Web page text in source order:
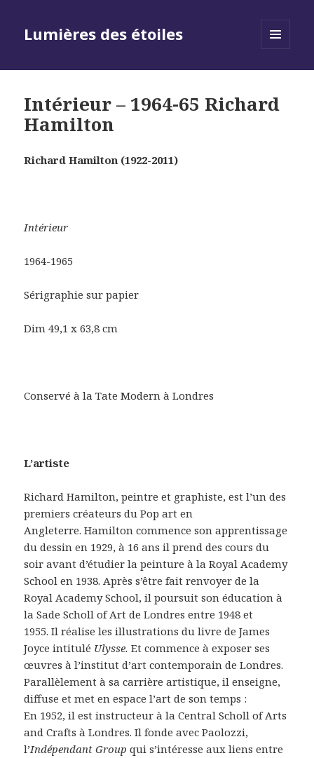
Lumières des étoiles
Intérieur – 1964-65 Richard
Hamilton
Richard Hamilton (1922-2011)
Intérieur
1964-1965
Sérigraphie sur papier
Dim 49,1 x 63,8 cm
Conservé à la Tate Modern à Londres
L’artiste
Richard Hamilton, peintre et graphiste, est l’un des
premiers créateurs du Pop art en
Angleterre. Hamilton commence son apprentissage
du dessin en 1929, à 16 ans il prend des cours du
soir avant d’étudier la peinture à la Royal Academy
School en 1938. Après s’être fait renvoyer de la
Royal Academy School, il poursuit son éducation à
la Sade Scholl of Art de Londres entre 1948 et
1955. Il réalise les illustrations du livre de James
Joyce intitulé Ulysse. Et commence à exposer ses
œuvres à l’institut d’art contemporain de Londres.
Parallèlement à sa carrière artistique, il enseigne,
diffuse et met en espace l’art de son temps :
En 1952, il est instructeur à la Central Scholl of Arts
and Crafts à Londres. Il fonde avec Paolozzi,
l’Indépendant Group qui s’intéresse aux liens entre